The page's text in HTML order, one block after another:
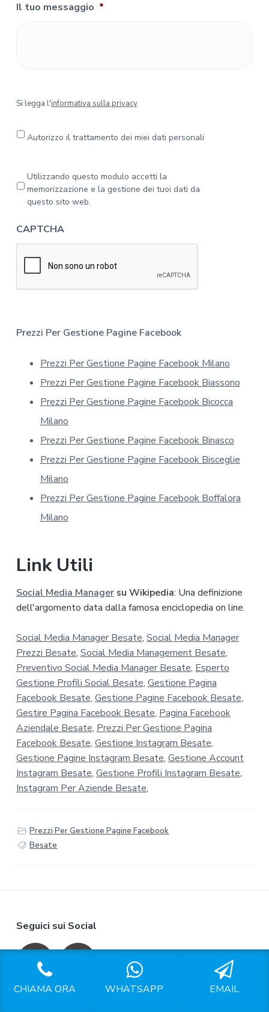
Il tuo messaggio *
S
e
l
f
o
t
a
Si legga l'informativa sulla privacy
Autorizzo il trattamento dei miei dati personali
r
c
y
*
Utilizzando questo modulo accetti la
memorizzazione e la gestione dei tuoi dati da
questo sito web.
CAPTCHA
Prezzi Per Gestione Pagine Facebook
Prezzi Per Gestione Pagine Facebook Milano
Prezzi Per Gestione Pagine Facebook Biassono
Prezzi Per Gestione Pagine Facebook Bicocca
Milano
Prezzi Per Gestione Pagine Facebook Binasco
Prezzi Per Gestione Pagine Facebook Bisceglie
Milano
Prezzi Per Gestione Pagine Facebook Boffalora
Milano
Link Utili
Social Media Managersu Wikipedia: Una definizione
dell'argomento data dalla famosa enciclopedia on line.
Social Media Manager Besate, Social Media Manager
Prezzi Besate, Social Media Management Besate,
Preventivo Social Media Manager Besate, Esperto
Gestione Profili Social Besate, Gestione Pagina
Facebook Besate, Gestione Pagine Facebook Besate,
Gestire Pagina Facebook Besate, Pagina Facebook
Aziendale Besate, Prezzi Per Gestione Pagina
Facebook Besate, Gestione Instagram Besate,
Gestione Pagine Instagram Besate, Gestione Account
Instagram Besate, Gestione Profili Instagram Besate,
Instagram Per Aziende Besate,
Prezzi Per Gestione Pagine Facebook
Besate
o
Seguici sui Social
CHIAMA ORA WHATSAPP EMAIL